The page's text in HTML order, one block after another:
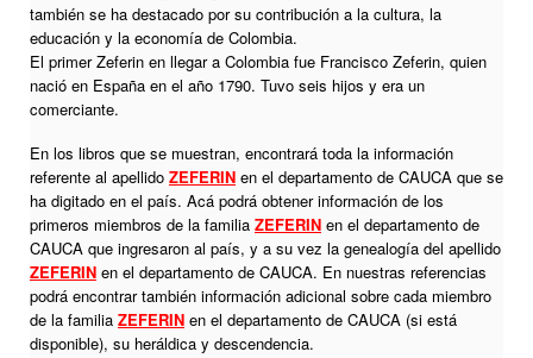
también se ha destacado por su contribución a la cultura, la
educación y la economía de Colombia.
El primer Zeferin en llegar a Colombia fue Francisco Zeferin, quien
nació en España en el año 1790. Tuvo seis hijos y era un
comerciante.
En los libros que se muestran, encontrará toda la información
referente al apellido ZEFERIN en el departamento de CAUCA que se
ha digitado en el país. Acá podrá obtener información de los
primeros miembros de la familia ZEFERIN en el departamento de
CAUCA que ingresaron al país, y a su vez la genealogía del apellido
ZEFERIN en el departamento de CAUCA. En nuestras referencias
podrá encontrar también información adicional sobre cada miembro
de la familia ZEFERIN en el departamento de CAUCA (si está
disponible), su heráldica y descendencia.